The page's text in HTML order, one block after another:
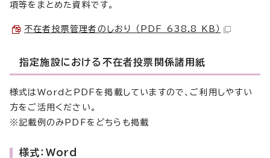
項等をまとめた資料です。
不在者投票管理者のしおり （PDF 638.8 KB）
指定施設における不在者投票関係諸用紙
様式はWordとPDFを掲載していますので、ご利用しやすい
方をご活用ください。
※記載例のみPDFをどちらも掲載
様式：Word